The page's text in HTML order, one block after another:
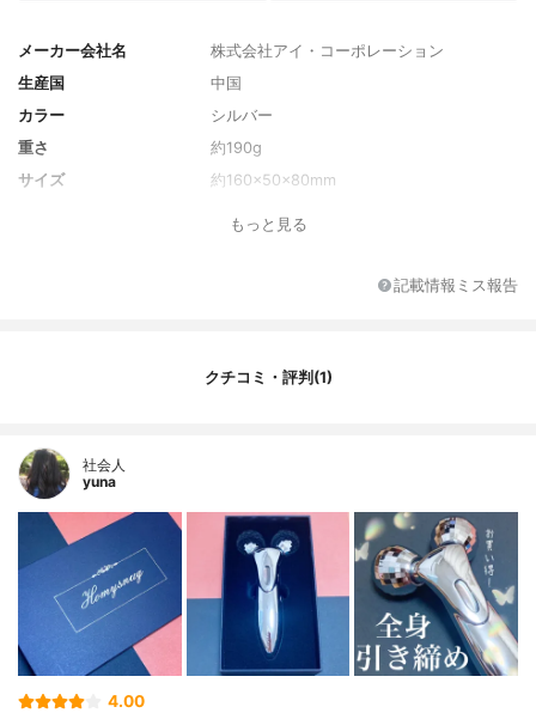
メーカー会社名
株式会社アイ・コーポレーション
生産国
中国
カラー
シルバー
重さ
約190g
サイズ
約160×50×80mm
取扱説明書、クリーンクロス、収納ポッ
チ、化粧箱
もっと見る
記載情報ミス報告
クチコミ・評判(1)
社会人
yuna
4.00